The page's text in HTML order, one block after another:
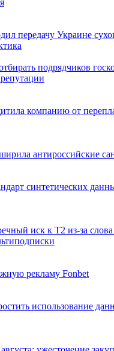
передачу Украине
подрядчиков
компанию от
антироссийские
синтетических
иск к Т2 из-за
рекламу Fonbet
использование